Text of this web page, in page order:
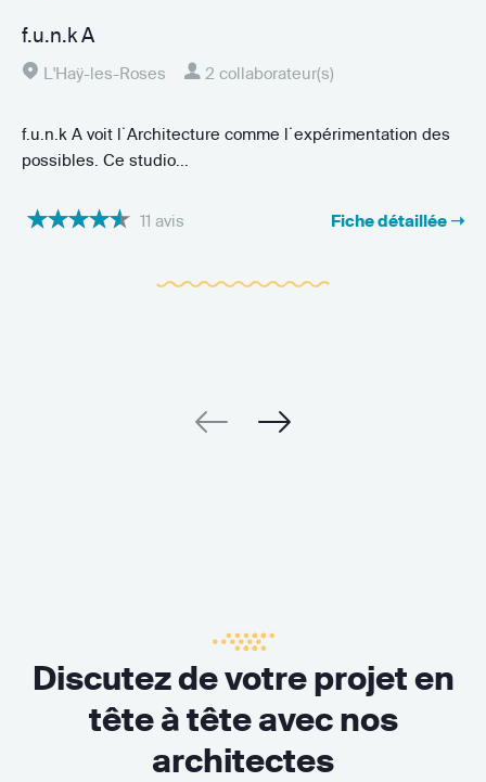
f.u.n.k A
L'Haÿ-les-Roses 2 collaborateur(s)
f.u.n.k A voit l˙Architecture comme l˙expérimentation des
possibles. Ce studio...
11 avis Fiche détaillée ➝
Discutez de votre projet en
tête à tête avec nos
architectes